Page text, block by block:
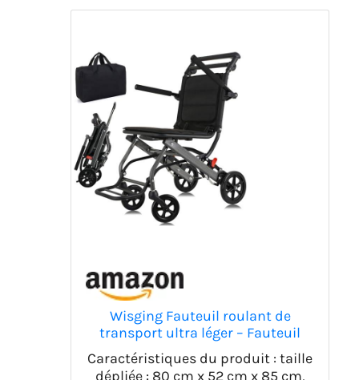
Wisging Fauteuil roulant de
transport ultra léger – Fauteuil
roulant pliable portable avec frein
à main – Chariots pour personnes
Caractéristiques du produit : taille
dépliée : 80 cm x 52 cm x 85 cm,